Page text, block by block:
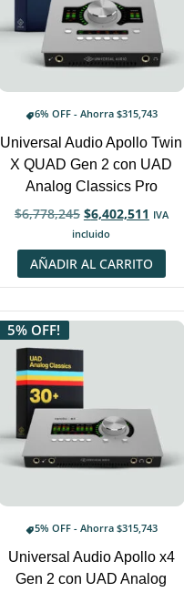
6% OFF - Ahorra $315,743
Universal Audio Apollo Twin
X QUAD Gen 2 con UAD
Analog Classics Pro
$6,778,245 $6,402,511 IVA
incluido
AÑADIR AL CARRITO
5% OFF!
5% OFF - Ahorra $315,743
Universal Audio Apollo x4
Gen 2 con UAD Analog